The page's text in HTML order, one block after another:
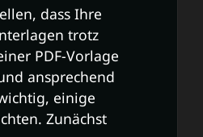
dass Ihre
trotz
PDF-Vorlage
ansprechend
einige
Zunächst